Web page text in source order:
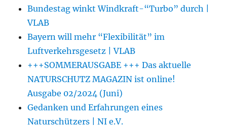
Bundestag winkt Windkraft-“Turbo” durch |
VLAB
Bayern will mehr “Flexibilität” im
Luftverkehrsgesetz | VLAB
+++SOMMERAUSGABE +++ Das aktuelle
NATURSCHUTZ MAGAZIN ist online!
Ausgabe 02/2024 (Juni)
Gedanken und Erfahrungen eines
Naturschützers | NI e.V.